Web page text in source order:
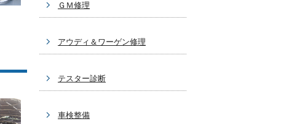
ＧＭ修理
アウディ＆ワーゲン修理
テスター診断
車検整備